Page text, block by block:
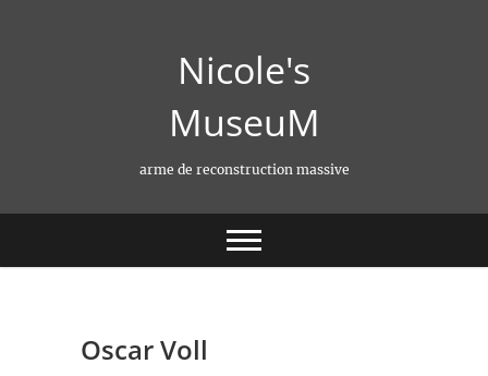
Nicole's
MuseuM
arme de reconstruction massive
Oscar Voll